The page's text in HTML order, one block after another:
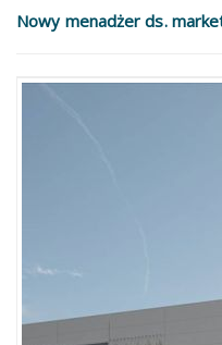
Nowy menadżer ds.